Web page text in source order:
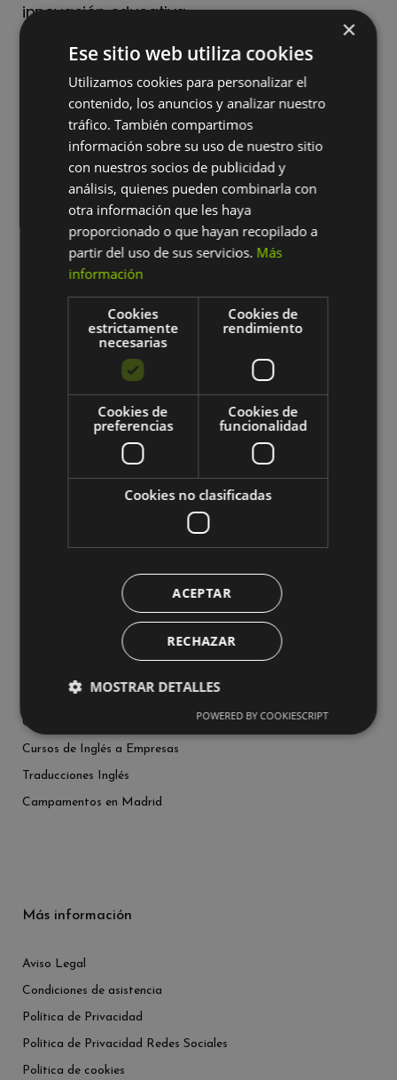
innovación educativa
Dirección
C/ Pico de Montánchez 10
Madrid, 28031
(+34) 91 059 54 70
info@emma-s.com
Nuestro proyecto
Emma’s Solidaria
Emma’s Global
Extraescolares para Centros
Cursos en el extranjero
Cursos de Inglés a Empresas
Traducciones Inglés
Campamentos en Madrid
Más información
Aviso Legal
Condiciones de asistencia
Política de Privacidad
Política de Privacidad Redes Sociales
Política de cookies
×
Ese sitio web utiliza cookies
Utilizamos cookies para personalizar el
contenido, los anuncios y analizar nuestro
tráfico. También compartimos
información sobre su uso de nuestro sitio
con nuestros socios de publicidad y
análisis, quienes pueden combinarla con
otra información que les haya
proporcionado o que hayan recopilado a
partir del uso de sus servicios. Más
información
Cookies
estrictamente
necesarias
Cookies de
rendimiento
Cookies de
preferencias
Cookies de
funcionalidad
Cookies no clasificadas
ACEPTAR
RECHAZAR
MOSTRAR DETALLES
POWERED BY COOKIESCRIPT